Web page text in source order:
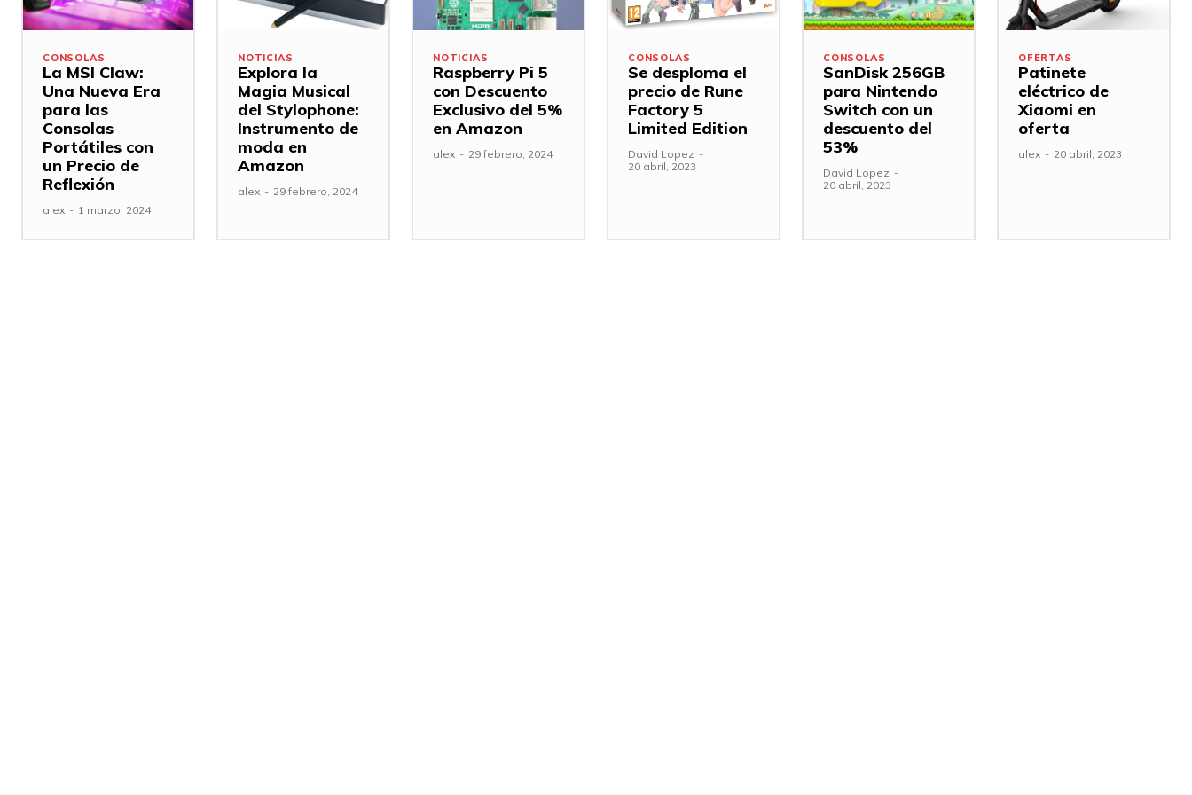
CONSOLAS
La MSI Claw:
Una Nueva Era
para las
Consolas
Portátiles con
un Precio de
Reflexión
alex - 1 marzo, 2024
NOTICIAS
Explora la
Magia Musical
del Stylophone:
Instrumento de
moda en
Amazon
alex - 29 febrero, 2024
NOTICIAS
Raspberry Pi 5
con Descuento
Exclusivo del 5%
en Amazon
alex - 29 febrero, 2024
CONSOLAS
Se desploma el
precio de Rune
Factory 5
Limited Edition
David Lopez -
20 abril, 2023
CONSOLAS
SanDisk 256GB
para Nintendo
Switch con un
descuento del
53%
David Lopez -
20 abril, 2023
OFERTAS
Patinete
eléctrico de
Xiaomi en
oferta
alex - 20 abril, 2023